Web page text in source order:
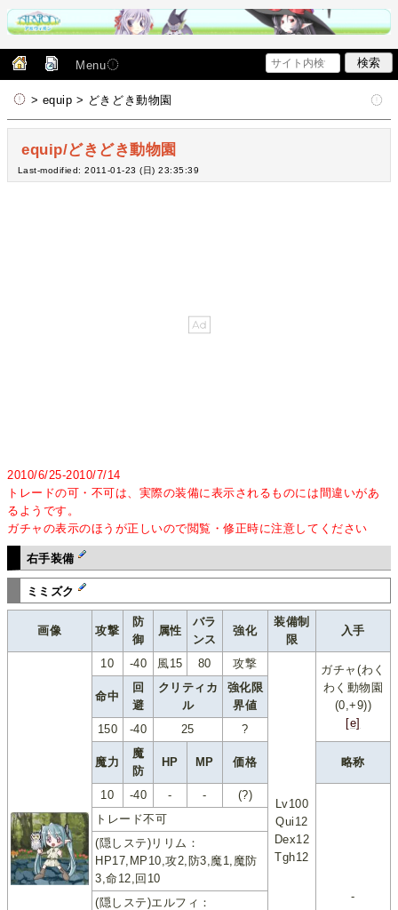
Menu
> equip > どきどき動物園
equip/どきどき動物園
Last-modified: 2011-01-23 (日) 23:35:39
2010/6/25-2010/7/14
トレードの可・不可は、実際の装備に表示されるものには間違いがあ
るようです。
ガチャの表示のほうが正しいので閲覧・修正時に注意してください
右手装備
ミミズク
画像 攻撃
防
御
属性
バラ
ンス
強化
装備制
限
入手
10 -40 風15 80 攻撃
Lv100
Qui12
Dex12
Tgh12
ガチャ(わく
わく動物園
(0,+9))
[e]
命中
回
避
クリティカ
ル
強化限
界値
150
-40 25 ?
魔力
魔
防
HP MP 価格 略称
10 -40 - - (?)
-
トレード不可
(隠しステ)リリム：
HP17,MP10,攻2,防3,魔1,魔防
3,命12,回10
(隠しステ)エルフィ：